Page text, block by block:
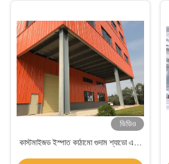
ভিডিও
কাস্টমাইজড ইস্পাত কাঠামো গুদাম শ্যাডো এইচ